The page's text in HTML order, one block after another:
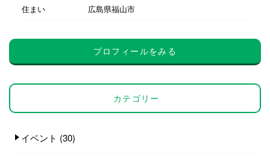
住まい
広島県福山市
プロフィールをみる
カテゴリー
イベント (30)